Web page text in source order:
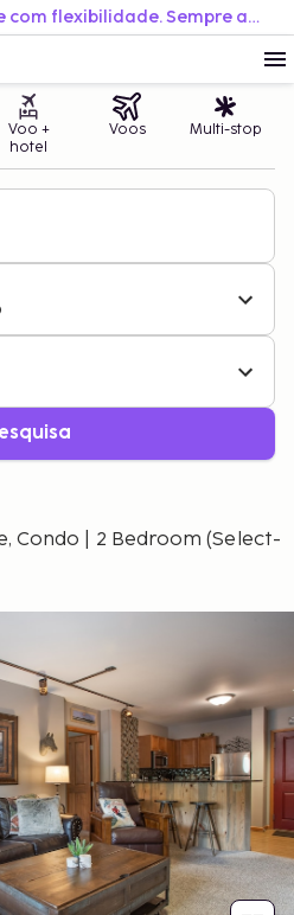
Reserve facilmente. Viaje com flexibilidade. Sempre ao melhor preço.
Voo +
hotel
Voos Multi-stop
Condo | 2 Bedroom (Select-